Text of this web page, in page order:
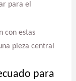
para el
con estas
pieza central
para